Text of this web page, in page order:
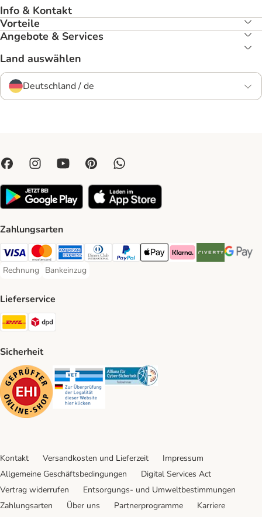
Info & Kontakt
Vorteile
Angebote & Services
Land auswählen
Deutschland / de
Zahlungsarten
Visa Payment Method
Mastercard Payment Method
American Express Payment Method
Diners Club Payment Method
PayPal Payment Method
Apple Pay Payment Method
Klarna Payment Method
Riverty Payment
Google
Rechnung
Rechnung Payment Method
Bankeinzug
Bankeinzug Payment Method
Lieferservice
DHL Shipping Method
Sicherheit
Security Security Security
Kontakt Versandkosten und Lieferzeit
Impressum
Allgemeine Geschäftsbedingungen
Digital Services Act
Vertrag widerrufen
Entsorgungs- und Umweltbestimmungen
Zahlungsarten
Über uns Partnerprogramme
Karriere